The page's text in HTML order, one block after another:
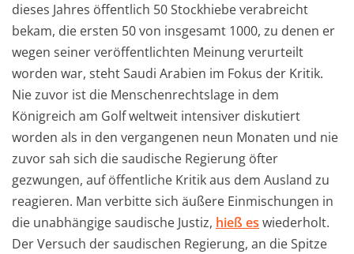
dieses Jahres öffentlich 50 Stockhiebe verabreicht
bekam, die ersten 50 von insgesamt 1000, zu denen er
wegen seiner veröffentlichten Meinung verurteilt
worden war, steht Saudi Arabien im Fokus der Kritik.
Nie zuvor ist die Menschenrechtslage in dem
Königreich am Golf weltweit intensiver diskutiert
worden als in den vergangenen neun Monaten und nie
zuvor sah sich die saudische Regierung öfter
gezwungen, auf öffentliche Kritik aus dem Ausland zu
reagieren. Man verbitte sich äußere Einmischungen in
die unabhängige saudische Justiz, hieß es wiederholt.
Der Versuch der saudischen Regierung, an die Spitze